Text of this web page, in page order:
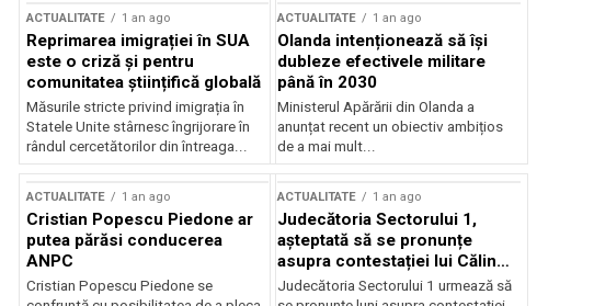
ACTUALITATE 1 an ago
Reprimarea imigrației în SUA
este o criză și pentru
comunitatea științifică globală
Măsurile stricte privind imigrația în
Statele Unite stârnesc îngrijorare în
rândul cercetătorilor din întreaga...
ACTUALITATE 1 an ago
Olanda intenționează să își
dubleze efectivele militare
până în 2030
Ministerul Apărării din Olanda a
anunțat recent un obiectiv ambițios
de a mai mult...
ACTUALITATE 1 an ago
Cristian Popescu Piedone ar
putea părăsi conducerea
ANPC
Cristian Popescu Piedone se
ACTUALITATE 1 an ago
Judecătoria Sectorului 1,
așteptată să se pronunțe
asupra contestației lui Călin
Georgescu privind controlul
Judecătoria Sectorului 1 urmează să